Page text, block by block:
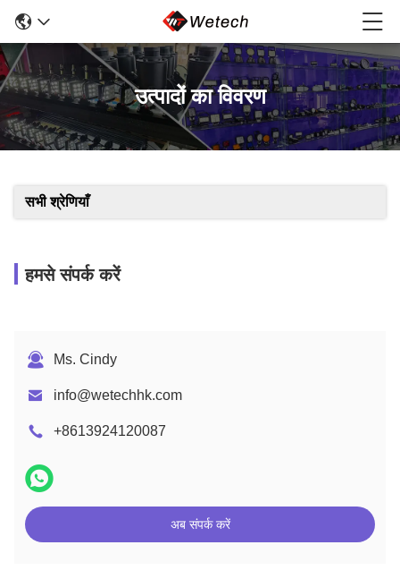
उत्पादों का विवरण
सभी श्रेणियाँ
हमसे संपर्क करें
Ms. Cindy
info@wetechhk.com
+8613924120087
अब संपर्क करें